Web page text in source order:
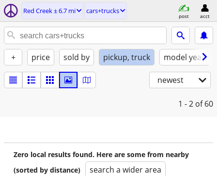
Red Creek ± 6.7 mi cars+trucks
post acct
+ price sold by pickup, truck model year
newest
1 - 2 of 60
Zero local results found. Here are some from nearby
(sorted by distance)
search a wider area